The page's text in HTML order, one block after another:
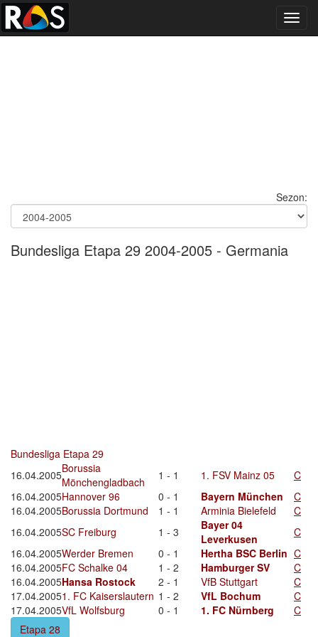
Sezon:
Bundesliga Etapa 29 2004-2005 - Germania
Bundesliga Etapa 29
16.04.2005Borussia
Mönchengladbach
1 - 1 1. FSV Mainz 05
C
16.04.2005Hannover 96 0 - 1 Bayern München
C
16.04.2005Borussia Dortmund 1 - 1 Arminia Bielefeld
C
16.04.2005SC Freiburg 1 - 3
Bayer 04
Leverkusen
C
16.04.2005Werder Bremen 0 - 1 Hertha BSC Berlin C
16.04.2005FC Schalke 04 1 - 2 Hamburger SV
C
16.04.2005Hansa Rostock 2 - 1 VfB Stuttgart
C
17.04.20051. FC Kaiserslautern 1 - 2 VfL Bochum
C
17.04.2005VfL Wolfsburg 0 - 1 1. FC Nürnberg
C
Etapa 28